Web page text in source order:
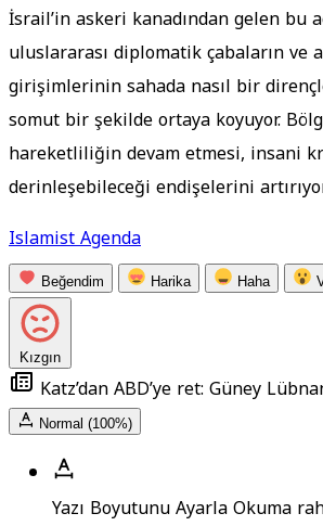
İsrail’in askeri kanadından gelen bu
uluslararası diplomatik çabaların ve
girişimlerinin sahada nasıl bir
somut bir şekilde ortaya koyuyor.
hareketliliğin devam etmesi, insani
derinleşebileceği endişelerini
Islamist Agenda
Beğendim Harika Haha
Kızgın
Katz’dan ABD’ye ret: Güney
Normal (100%)
Yazı Boyutunu AyarlaOkuma